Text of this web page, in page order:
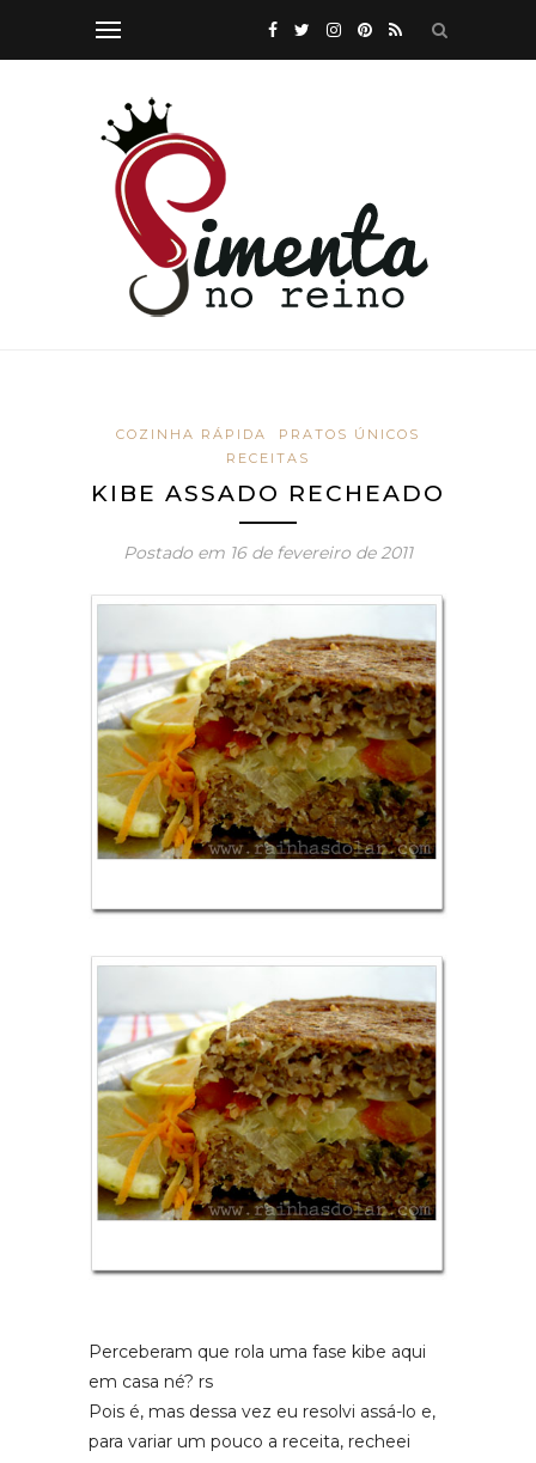
COZINHA RÁPIDA
PRATOS ÚNICOS
RECEITAS
KIBE ASSADO RECHEADO
Postado em 16 de fevereiro de 2011
Perceberam que rola uma fase kibe aqui
em casa né? rs
Pois é, mas dessa vez eu resolvi assá-lo e,
para variar um pouco a receita, recheei